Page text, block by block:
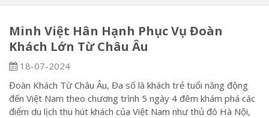
Minh Việt Hân Hạnh Phục Vụ Đoàn
Khách Lớn Từ Châu Âu
18-07-2024
Đoàn Khách Từ Châu Âu, Đa số là khách trẻ tuổi năng động
đến Việt Nam theo chương trình 5 ngày 4 đêm khám phá các
điểm du lịch thu hút khách của Việt Nam như thủ đô Hà Nội,